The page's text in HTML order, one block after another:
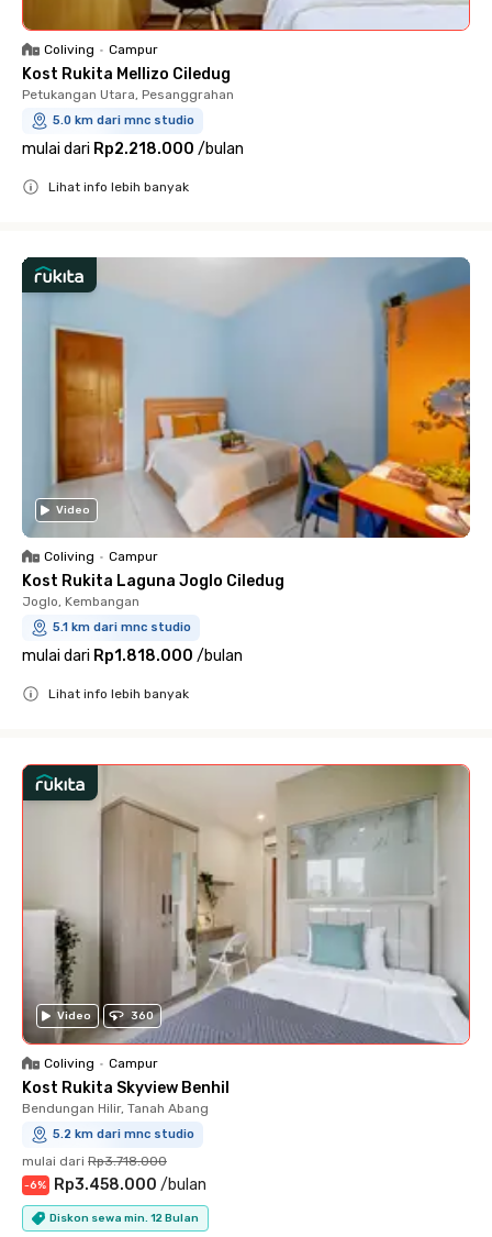
Coliving • Campur
Kost Rukita Mellizo Ciledug
Petukangan Utara, Pesanggrahan
5.0 km dari mnc studio
mulai dari Rp2.218.000 /bulan
Lihat info lebih banyak
Video
Coliving • Campur
Kost Rukita Laguna Joglo Ciledug
Joglo, Kembangan
5.1 km dari mnc studio
mulai dari Rp1.818.000 /bulan
Lihat info lebih banyak
Video 360
Coliving • Campur
Kost Rukita Skyview Benhil
Bendungan Hilir, Tanah Abang
5.2 km dari mnc studio
mulai dari Rp3.718.000
-6% Rp3.458.000 /bulan
Diskon sewa min. 12 Bulan